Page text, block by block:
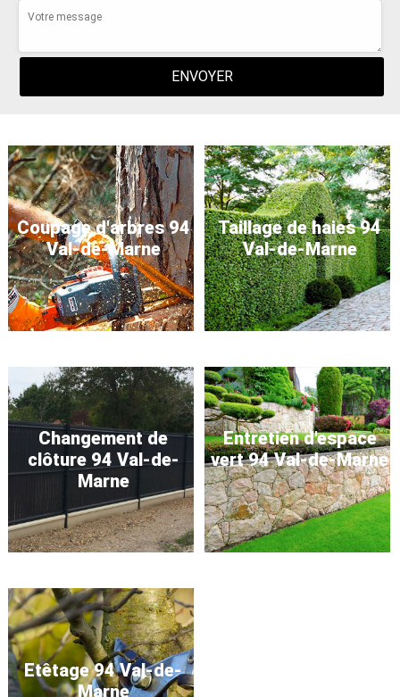
Coupage d'arbres 94
Val-de-Marne
Taillage de haies 94
Val-de-Marne
Changement de
clôture 94 Val-de-
Marne
Entretien d'espace
vert 94 Val-de-Marne
Etêtage 94 Val-de-
Marne